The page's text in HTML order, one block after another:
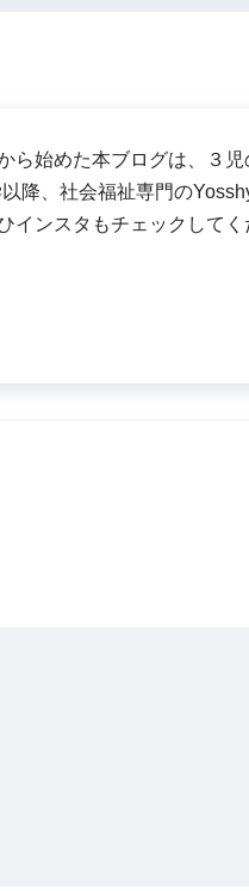
始めた本ブログは、３
降、社会福祉専門の
インスタもチェックして